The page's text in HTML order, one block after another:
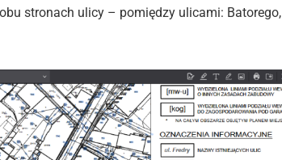
stronach ulicy – pomiędzy ulicami: Batorego,